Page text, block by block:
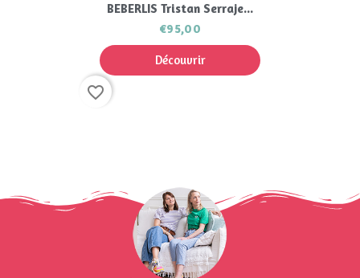
BEBERLIS Tristan Serraje...
€95,00
Découvrir
favorite_border